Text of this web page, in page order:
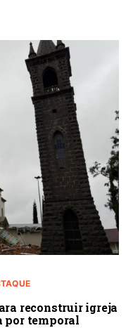
reconstruir igreja
por temporal